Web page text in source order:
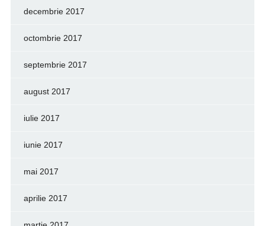
decembrie 2017
octombrie 2017
septembrie 2017
august 2017
iulie 2017
iunie 2017
mai 2017
aprilie 2017